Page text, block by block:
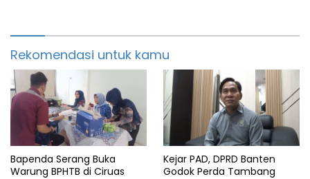
Rekomendasi untuk kamu
Bapenda Serang Buka
Warung BPHTB di Ciruas
Kejar PAD, DPRD Banten
Godok Perda Tambang